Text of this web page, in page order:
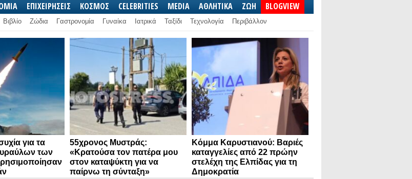
ΕΠΙΧΕΙΡΗΣΕΙΣ ΚΟΣΜΟΣ CELEBRITIES MEDIA ΑΘΛΗΤΙΚΑ ΖΩΗ BLOGVIEW
Βιβλίο Ζώδια Γαστρονομία Γυναίκα Ιατρικά Ταξίδι Τεχνολογία Περιβάλλον
για τα
των
55χρονος Μυστράς:
«Κρατούσα τον πατέρα μου
στον καταψύκτη για να
παίρνω τη σύνταξη»
Κόμμα Καρυστιανού: Βαριές
καταγγελίες από 22 πρώην
στελέχη της Ελπίδας για τη
Δημοκρατία